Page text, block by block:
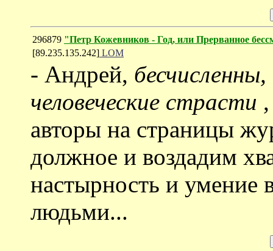
296879 "Петр Кожевников - Год, или Прерванное
[89.235.135.242] LOM
- Андрей,
человеческие страсти
авторы на страницы
должное и воздадим
настырность и
людьми...